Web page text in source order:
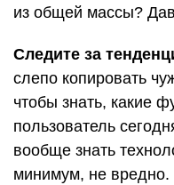
из общей массы?
Следите за
слепо копировать
чтобы знать, какие
пользователь
вообще знать
минимум, не вредно.